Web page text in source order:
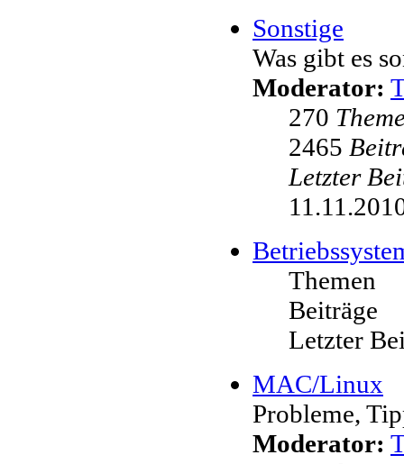
Sonstige
Was gibt es
Moderator:
270
2465
Letzter
Themen
Beiträge
Letzter
MAC/Linux
Probleme,
Moderator: